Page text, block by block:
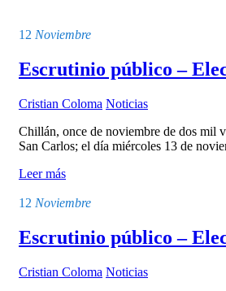
12 Noviembre
Escrutinio público –
Cristian Coloma Noticias
Chillán, once de noviembre de dos mil
San Carlos; el día miércoles 13 de
Leer más
12 Noviembre
Escrutinio público –
Cristian Coloma Noticias